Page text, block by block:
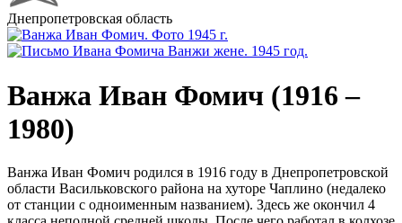
Днепропетровская область
Ванжа Иван Фомич (1916 –
1980)
Ванжа Иван Фомич родился в 1916 году в Днепропетровской
области Васильковского района на хуторе Чаплино (недалеко
от станции с одноименным названием). Здесь же окончил 4